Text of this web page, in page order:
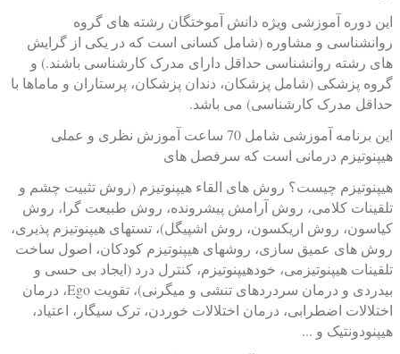
این دوره آموزشی ویژه دانش آموختگان رشته های گروه
روانشناسی و مشاوره (شامل کسانی است که در یکی از گرایش
های رشته روانشناسی حداقل دارای مدرک کارشناسی باشند.) و
گروه پزشکی (شامل پزشکان، دندان پزشکان، پرستاران و ماماها با
حداقل مدرک کارشناسی) می باشد.
این برنامه آموزشی شامل 70 ساعت آموزش نظری و عملی
هیپنوتیزم درمانی است که سرفصل های
هیپنوتیزم چیست؟ روش های القاء هیپنوتیزم (روش تثبیت چشم و
تلقینات کلامی، روش آرامش پیشرونده، روش طبیعت گرا، روش
کیاسون، روش اریکسون، روش اشپیگل)، تستهای هیپنوتیزم پذیری،
روش های عمیق سازی، روشهای هیپنوتیزم کودکان، اصول ساخت
تلقينات هیپنوتیزمی، خودهیپنوتیزم، کنترل درد (ایجاد بی حسی و
بیدردی و درمان سردردهای تنشی و میگرنی)، تقویت Ego، درمان
اختلالات اضطرابی، درمان اختلالات خوردن، ترک سیگار، اعتیاد،
هیپنودونتیک و ...